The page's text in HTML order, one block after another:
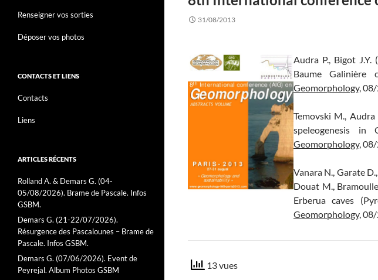
31/08/2013
Audra P., Bigot
Baume Galinière
Geomorphology,
Temovski M., Audra
speleogenesis in
Geomorphology,
Vanara N., Garate
Douat M.,
Erberua caves
Geomorphology,
13 vues
Renseigner vos sorties
Déposer vos photos
CONTACTS ET LIENS
Contacts
Liens
ARTICLES RÉCENTS
Rolland A. & Demars G. (04-
05/08/2026). Brame de Pascale. Infos
GSBM.
Demars G. (21-22/07/2026).
Résurgence des Pascalounes – Brame de
Pascale. Infos GSBM.
Demars G. (07/06/2026). Event de
Peyrejal. Album Photos GSBM